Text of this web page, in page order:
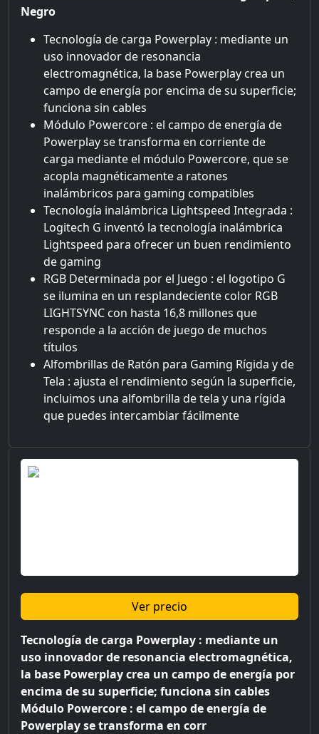
Negro
Tecnología de carga Powerplay : mediante un
uso innovador de resonancia
electromagnética, la base Powerplay crea un
campo de energía por encima de su superficie;
funciona sin cables
Módulo Powercore : el campo de energía de
Powerplay se transforma en corriente de
carga mediante el módulo Powercore, que se
acopla magnéticamente a ratones
inalámbricos para gaming compatibles
Tecnología inalámbrica Lightspeed Integrada :
Logitech G inventó la tecnología inalámbrica
Lightspeed para ofrecer un buen rendimiento
de gaming
RGB Determinada por el Juego : el logotipo G
se ilumina en un resplandeciente color RGB
LIGHTSYNC con hasta 16,8 millones que
responde a la acción de juego de muchos
títulos
Alfombrillas de Ratón para Gaming Rígida y de
Tela : ajusta el rendimiento según la superficie,
incluimos una alfombrilla de tela y una rígida
que puedes intercambiar fácilmente
Ver precio
Tecnología de carga Powerplay : mediante un
uso innovador de resonancia electromagnética,
la base Powerplay crea un campo de energía por
encima de su superficie; funciona sin cables
Módulo Powercore : el campo de energía de
Powerplay se transforma en corr